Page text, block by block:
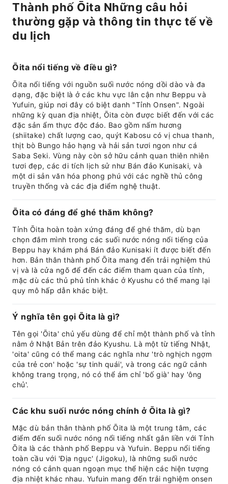
Thành phố Ōita Những câu hỏi
thường gặp và thông tin thực tế về
du lịch
Ōita nổi tiếng về điều gì?
Ōita nổi tiếng với nguồn suối nước nóng dồi dào và đa
dạng, đặc biệt là ở các khu vực lân cận như Beppu và
Yufuin, giúp nơi đây có biệt danh "Tỉnh Onsen". Ngoài
những kỳ quan địa nhiệt, Ōita còn được biết đến với các
đặc sản ẩm thực độc đáo. Bao gồm nấm hương
(shiitake) chất lượng cao, quýt Kabosu có vị chua thanh,
thịt bò Bungo hảo hạng và hải sản tươi ngon như cá
Saba Seki. Vùng này còn sở hữu cảnh quan thiên nhiên
tươi đẹp, các di tích lịch sử như Bán đảo Kunisaki, và
một di sản văn hóa phong phú với các nghề thủ công
truyền thống và các địa điểm nghệ thuật.
Ōita có đáng để ghé thăm không?
Tỉnh Ōita hoàn toàn xứng đáng để ghé thăm, dù bạn
chọn đắm mình trong các suối nước nóng nổi tiếng của
Beppu hay khám phá Bán đảo Kunisaki ít được biết đến
hơn. Bản thân thành phố Ōita mang đến trải nghiệm thú
vị và là cửa ngõ để đến các điểm tham quan của tỉnh,
mặc dù các thủ phủ tỉnh khác ở Kyushu có thể mang lại
quy mô hấp dẫn khác biệt.
Ý nghĩa tên gọi Ōita là gì?
Tên gọi 'Ōita' chủ yếu dùng để chỉ một thành phố và tỉnh
nằm ở Nhật Bản trên đảo Kyushu. Là một từ tiếng Nhật,
'oita' cũng có thể mang các nghĩa như 'trò nghịch ngợm
của trẻ con' hoặc 'sự tinh quái', và trong các ngữ cảnh
không trang trọng, nó có thể ám chỉ 'bố già' hay 'ông
chủ'.
Các khu suối nước nóng chính ở Ōita là gì?
Mặc dù bản thân thành phố Ōita là một trung tâm, các
điểm đến suối nước nóng nổi tiếng nhất gắn liền với Tỉnh
Ōita là các thành phố Beppu và Yufuin. Beppu nổi tiếng
toàn cầu với 'Địa ngục' (Jigoku), là những suối nước
nóng có cảnh quan ngoạn mục thể hiện các hiện tượng
địa nhiệt khác nhau. Yufuin mang đến trải nghiệm onsen